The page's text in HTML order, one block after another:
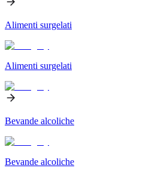
Alimenti surgelati
Alimenti surgelati
Bevande alcoliche
Bevande alcoliche